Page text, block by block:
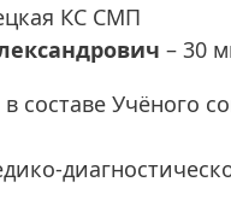
КС СМП
– 30
составе Учёного